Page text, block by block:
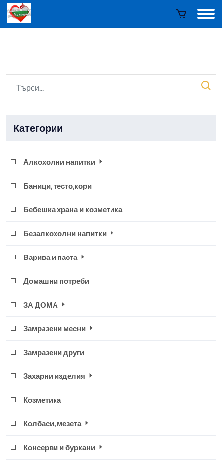
Категории
Алкохолни напитки
Баници, тесто,кори
Бебешка храна и козметика
Безалкохолни напитки
Варива и паста
Домашни потреби
ЗА ДОМА
Замрaзени месни
Замразени други
Захарни изделия
Козметика
Колбаси, мезета
Консерви и буркани